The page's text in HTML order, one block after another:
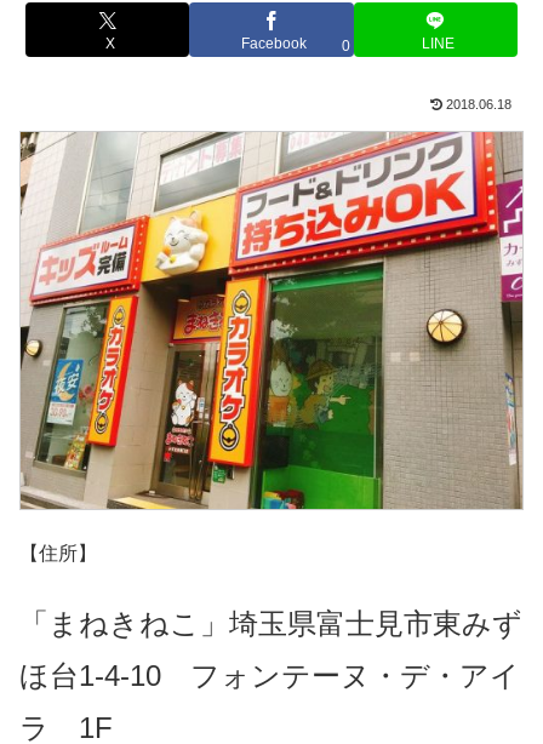
X Facebook 0 LINE
2018.06.18
【住所】
「まねきねこ」埼玉県富士見市東みず
ほ台1-4-10 フォンテーヌ・デ・アイ
ラ 1F